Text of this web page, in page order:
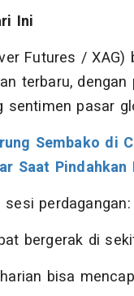
Ini
Futures /
terbaru,
sentimen pasar
Sembako di
Saat Pindahkan
perdagangan:
bergerak di
bisa